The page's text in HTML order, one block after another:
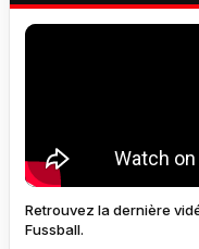
Retrouvez la dernière
Fussball.